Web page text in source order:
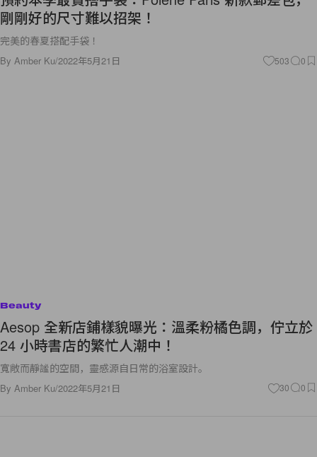
剛剛好的尺寸難以招架！
完美的春夏搭配手袋！
By Amber Ku/2022年5月21日 503 0
Beauty
Aesop 全新店鋪樣貌曝光：溫柔粉橘色調，佇立於
24 小時書店的繁忙人潮中！
寬敞而靜謐的空間，靈感源自日常的浴室設計。
By Amber Ku/2022年5月21日 30 0